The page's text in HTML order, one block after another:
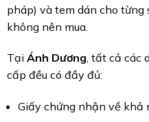
pháp) và tem dán cho
không nên mua.
Tại Ánh Dương, tất cả các
cấp đều có đầy đủ:
Giấy chứng nhận về khả